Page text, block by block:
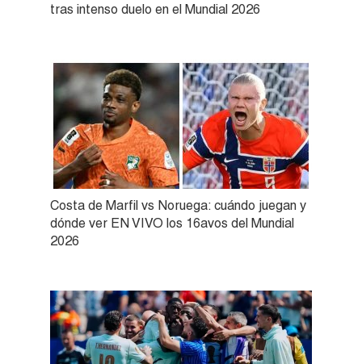
tras intenso duelo en el Mundial 2026
Costa de Marfil vs Noruega: cuándo juegan y
dónde ver EN VIVO los 16avos del Mundial
2026